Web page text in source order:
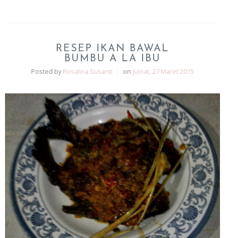
RESEP IKAN BAWAL
BUMBU A LA IBU
Posted by Rosalina Susanti on Jumat, 27 Maret 2015